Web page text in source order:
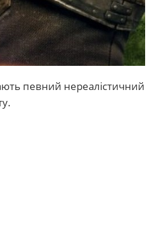
певний нереалістичний